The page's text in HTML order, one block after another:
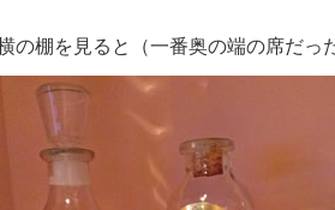
の棚を見ると（一番奥の端の席だっ